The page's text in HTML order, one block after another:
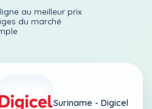
au meilleur prix
du marché
Suriname - Digicel